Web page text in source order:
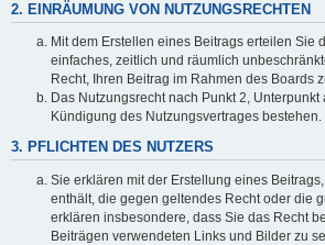
2. EINRÄUMUNG VON NUTZUNGSRECHTEN
Mit dem Erstellen eines Beitrags erteilen Sie
einfaches, zeitlich und räumlich
Recht, Ihren Beitrag im Rahmen des Boards
Das Nutzungsrecht nach Punkt 2, Unterpunkt
Kündigung des Nutzungsvertrages bestehen.
3. PFLICHTEN DES NUTZERS
Sie erklären mit der Erstellung eines
enthält, die gegen geltendes Recht oder die
erklären insbesondere, dass Sie das Recht
Beiträgen verwendeten Links und Bilder zu